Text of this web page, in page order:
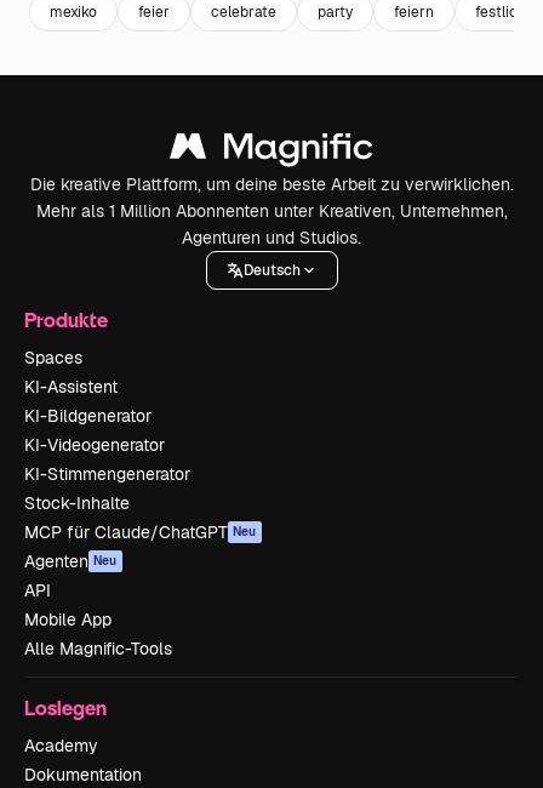
mexiko feier celebrate party feiern festlich
Die kreative Plattform, um deine beste Arbeit zu verwirklichen.
Mehr als 1 Million Abonnenten unter Kreativen, Unternehmen,
Agenturen und Studios.
Deutsch
Produkte
Spaces
KI-Assistent
KI-Bildgenerator
KI-Videogenerator
KI-Stimmengenerator
Stock-Inhalte
MCP für Claude/ChatGPT Neu
Agenten Neu
API
Mobile App
Alle Magnific-Tools
Loslegen
Academy
Dokumentation